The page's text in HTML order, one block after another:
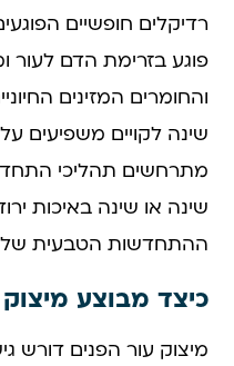
רדיקלים חופשיים
פוגע בזרימת הדם
והחומרים המזינים
שינה לקויים משפיעים
מתרחשים תהליכי
שינה או שינה באיכות
ההתחדשות הטבעית של
כיצד מבוצע מיצוק
מיצוק עור הפנים